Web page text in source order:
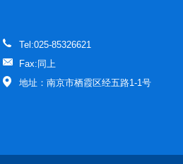
Tel:025-85326621
Fax:同上
地址：南京市栖霞区经五路1-1号